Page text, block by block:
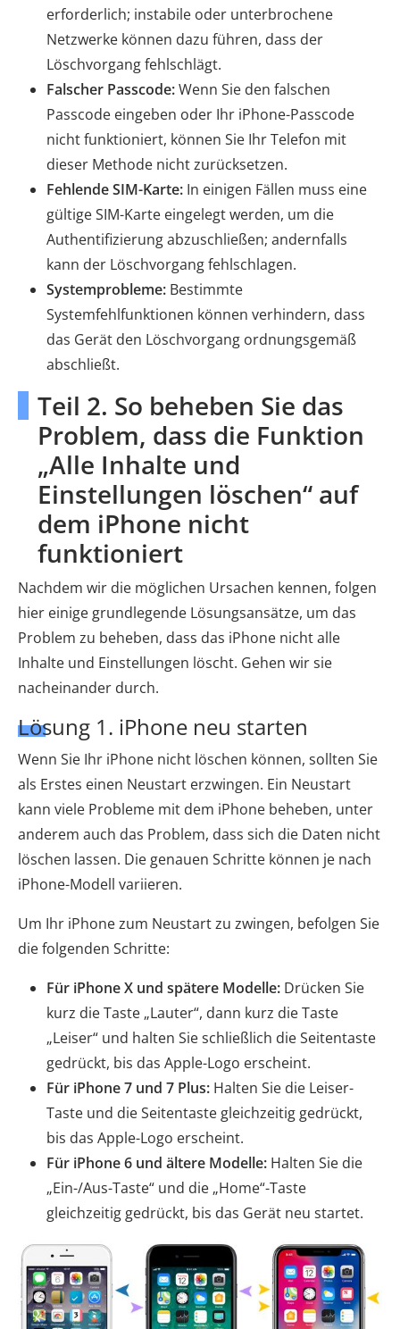
erforderlich; instabile oder unterbrochene
Netzwerke können dazu führen, dass der
Löschvorgang fehlschlägt.
Falscher Passcode:Wenn Sie den falschen
Passcode eingeben oder Ihr iPhone-Passcode
nicht funktioniert, können Sie Ihr Telefon mit
dieser Methode nicht zurücksetzen.
Fehlende SIM-Karte: In einigen Fällen muss eine
gültige SIM-Karte eingelegt werden, um die
Authentifizierung abzuschließen; andernfalls
kann der Löschvorgang fehlschlagen.
Systemprobleme: Bestimmte
Systemfehlfunktionen können verhindern, dass
das Gerät den Löschvorgang ordnungsgemäß
abschließt.
Teil 2. So beheben Sie das
Problem, dass die Funktion
„Alle Inhalte und
Einstellungen löschen“ auf
dem iPhone nicht
funktioniert
Nachdem wir die möglichen Ursachen kennen, folgen
hier einige grundlegende Lösungsansätze, um das
Problem zu beheben, dass das iPhone nicht alle
Inhalte und Einstellungen löscht. Gehen wir sie
nacheinander durch.
Lösung 1. iPhone neu starten
Wenn Sie Ihr iPhone nicht löschen können, sollten Sie
als Erstes einen Neustart erzwingen. Ein Neustart
kann viele Probleme mit dem iPhone beheben, unter
anderem auch das Problem, dass sich die Daten nicht
löschen lassen. Die genauen Schritte können je nach
iPhone-Modell variieren.
Um Ihr iPhone zum Neustart zu zwingen, befolgen Sie
die folgenden Schritte:
Für iPhone X und spätere Modelle: Drücken Sie
kurz die Taste „Lauter“, dann kurz die Taste
„Leiser“ und halten Sie schließlich die Seitentaste
gedrückt, bis das Apple-Logo erscheint.
Für iPhone 7 und 7 Plus: Halten Sie die Leiser-
Taste und die Seitentaste gleichzeitig gedrückt,
bis das Apple-Logo erscheint.
Für iPhone 6 und ältere Modelle: Halten Sie die
„Ein-/Aus-Taste“ und die „Home“-Taste
gleichzeitig gedrückt, bis das Gerät neu startet.